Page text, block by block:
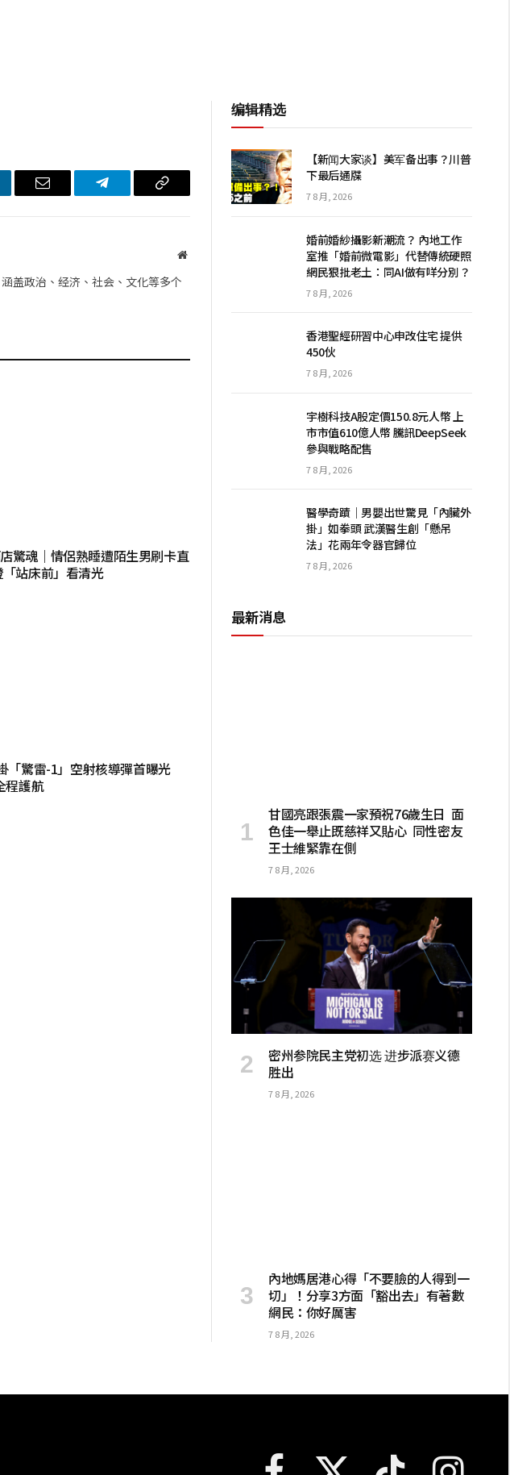
电
Telegram 复
网
盖政治、经济、社会、文化等多个
驚魂｜情侶熟睡遭陌生男刷卡直
站床前」看清光
「驚雷-1」空射核導彈首曝光
程護航
编辑精选
【新闻大家谈】美军备出事？川普
下最后通牒
7 8 月, 2026
婚前婚紗攝影新潮流？ 內地工作
室推「婚前微電影」代替傳統硬照
網民狠批老土：同AI做有咩分別？
7 8 月, 2026
香港聖經研習中心申改住宅 提供
450伙
7 8 月, 2026
宇樹科技A股定價150.8元人幣 上
市市值610億人幣 騰訊DeepSeek
參與戰略配售
7 8 月, 2026
醫學奇蹟｜男嬰出世驚見「內臟外
掛」如拳頭 武漢醫生創「懸吊
法」花兩年令器官歸位
7 8 月, 2026
最新消息
甘國亮跟張震一家預祝76歲生日 面
色佳一舉止既慈祥又貼心 同性密友
王士維緊靠在側
7 8 月, 2026
密州参院民主党初选 进步派赛义德
胜出
7 8 月, 2026
內地媽居港心得「不要臉的人得到一
切」！分享3方面「豁出去」有著數
網民：你好厲害
7 8 月, 2026